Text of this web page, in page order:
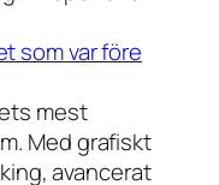
som var före
mest
Med grafiskt
avancerat